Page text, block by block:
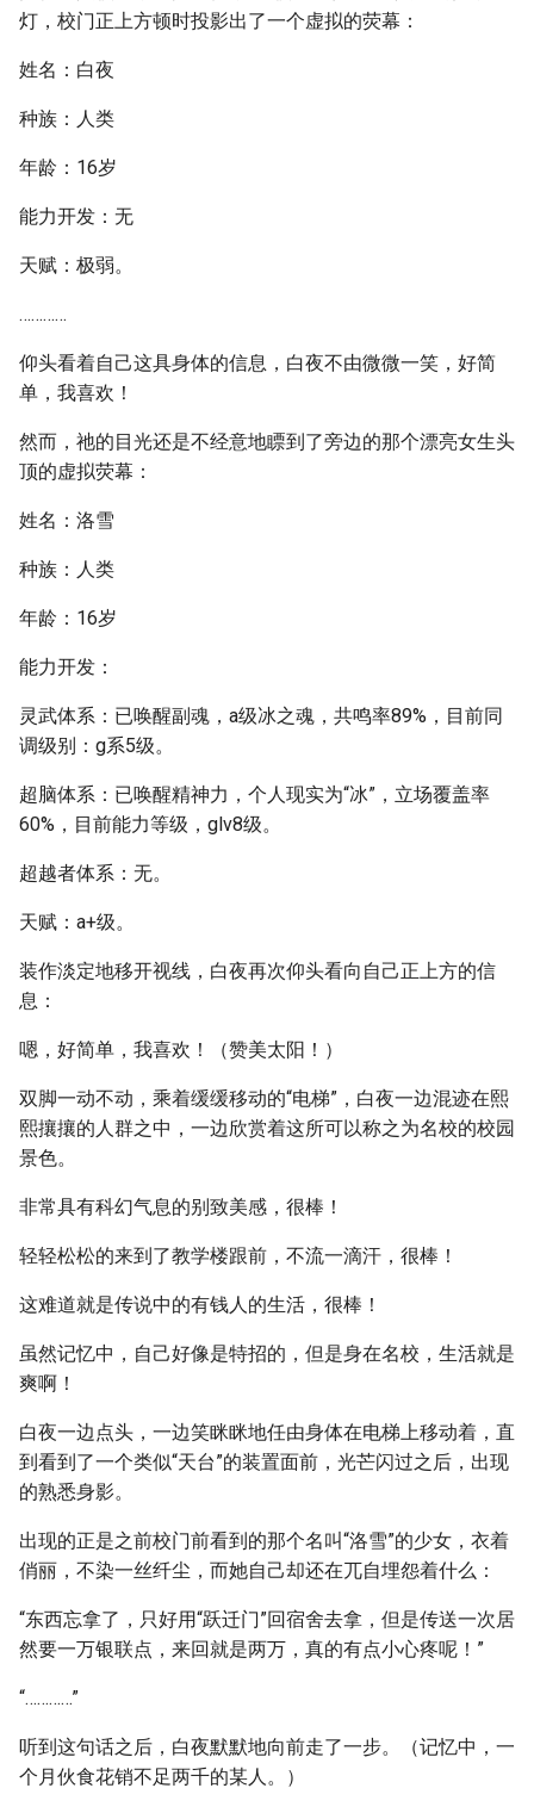
灯，校门正上方顿时投影出了一个虚拟的荧幕：
姓名：白夜
种族：人类
年龄：16岁
能力开发：无
天赋：极弱。
…………
仰头看着自己这具身体的信息，白夜不由微微一笑，好简
单，我喜欢！
然而，祂的目光还是不经意地瞟到了旁边的那个漂亮女生头
顶的虚拟荧幕：
姓名：洛雪
种族：人类
年龄：16岁
能力开发：
灵武体系：已唤醒副魂，a级冰之魂，共鸣率89%，目前同
调级别：g系5级。
超脑体系：已唤醒精神力，个人现实为“冰”，立场覆盖率
60%，目前能力等级，glv8级。
超越者体系：无。
天赋：a+级。
装作淡定地移开视线，白夜再次仰头看向自己正上方的信
息：
嗯，好简单，我喜欢！（赞美太阳！）
双脚一动不动，乘着缓缓移动的“电梯”，白夜一边混迹在熙
熙攘攘的人群之中，一边欣赏着这所可以称之为名校的校园
景色。
非常具有科幻气息的别致美感，很棒！
轻轻松松的来到了教学楼跟前，不流一滴汗，很棒！
这难道就是传说中的有钱人的生活，很棒！
虽然记忆中，自己好像是特招的，但是身在名校，生活就是
爽啊！
白夜一边点头，一边笑眯眯地任由身体在电梯上移动着，直
到看到了一个类似“天台”的装置面前，光芒闪过之后，出现
的熟悉身影。
出现的正是之前校门前看到的那个名叫“洛雪”的少女，衣着
俏丽，不染一丝纤尘，而她自己却还在兀自埋怨着什么：
“东西忘拿了，只好用“跃迁门”回宿舍去拿，但是传送一次居
然要一万银联点，来回就是两万，真的有点小心疼呢！”
“…………”
听到这句话之后，白夜默默地向前走了一步。（记忆中，一
个月伙食花销不足两千的某人。）